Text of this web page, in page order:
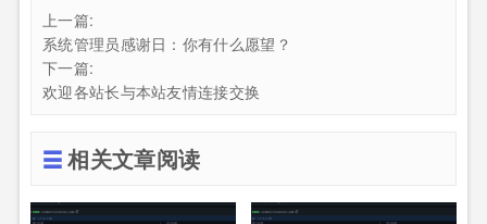
上一篇:
系统管理员感谢日：你有什么愿望？
下一篇:
欢迎各站长与本站友情连接交换
相关文章阅读